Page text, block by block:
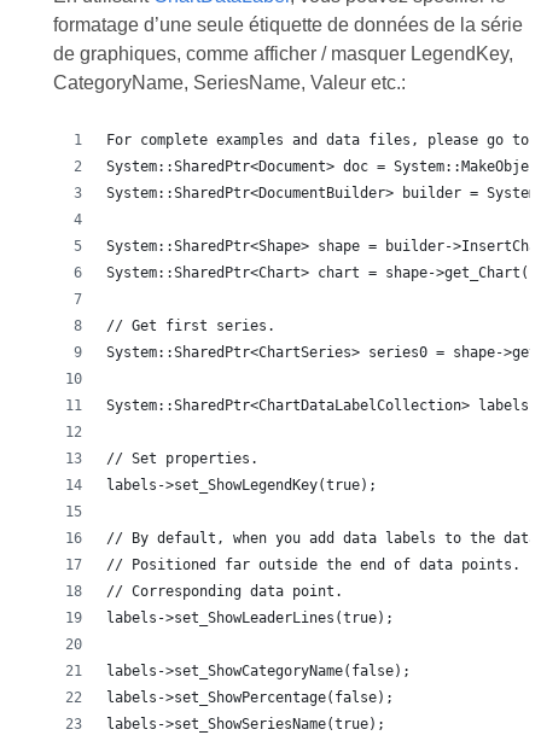
formatage d’une seule étiquette de données de la série
de graphiques, comme afficher / masquer LegendKey,
CategoryName, SeriesName, Valeur etc.:
For complete examples and data files, please go to
System::SharedPtr<Document> doc =
System::SharedPtr<DocumentBuilder> builder =
System::SharedPtr<Shape> shape = builder-
System::SharedPtr<Chart> chart = shape-
// Get first series.
System::SharedPtr<ChartSeries> series0 = shape-
System::SharedPtr<ChartDataLabelCollection>
// Set properties.
labels->set_ShowLegendKey(true);
// By default, when you add data labels to the
// Positioned far outside the end of data points.
// Corresponding data point.
labels->set_ShowLeaderLines(true);
labels->set_ShowCategoryName(false);
labels->set_ShowPercentage(false);
labels->set_ShowSeriesName(true);